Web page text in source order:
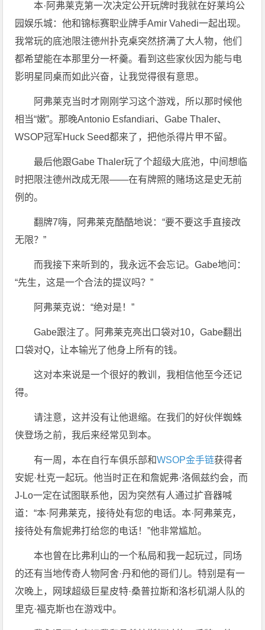
本·阿弗莱克第一次决定公开玩牌时我就在好莱坞公
园娱乐城：他和锦标赛职业牌手Amir Vahedi一起出现。
我常玩的底池限注德州扑克桌突然挤满了大人物，他们
都希望能在本那里分一杯羹。看到这些家伙因为能与电
影明星同桌而如此兴奋，让我觉得很有意思。
阿弗莱克当时才刚刚学习这个游戏，所以那时候他
相当“嫩”。那晚Antonio Esfandiari、Gabe Thaler、
WSOP冠军Huck Seed都来了，把他杀得片甲不留。
最后他跟Gabe Thaler玩了个超级大底池，中间想临
时把限注德州改成无限——在有牌照的赌场这是史无前
例的。
翻牌7嗨，阿弗莱克酷酷地说：“要不要这手直接改
无限？”
而我接下来听到的，我永远不会忘记。Gabe地问：
“先生，这是一个合法的提议吗？”
阿弗莱克说：“绝对是！”
Gabe跟注了。阿弗莱克亮出口袋对10，Gabe翻出
口袋对Q，让本输光了他身上所有的钱。
这对本来说是一个很好的教训，我相信他至今还记
得。
请注意，这并没有让他退缩。在我们的好伙伴蜘蛛
侠登场之前，我后来经常见到本。
有一周，本在自行车俱乐部和WSOP金手链获得者
安妮·杜克一起玩。他当时正在和詹妮弗·洛佩兹约会，而
J-Lo一定在试图联系他，因为突然有人通过扩音器喊
道：“本·阿弗莱克，接待处有您的电话。本·阿弗莱克，
接待处有詹妮弗打给您的电话！”他非常尴尬。
本也曾在比弗利山的一个私局和我一起玩过，同场
的还有当地传奇人物阿舍·丹和他的哥们儿。特别是有一
次晚上，网球超级巨星皮特·桑普拉斯和洛杉矶湖人队的
里克·福克斯也在游戏中。